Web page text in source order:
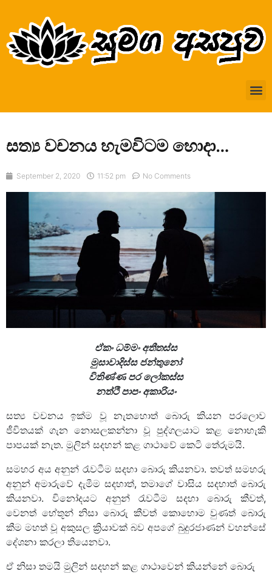
සත්‍ය වචනය හැමවිටම හොදා…
September 2, 2020 11:52 pm No Comments
ඒකං ධම්මං අතීතස්ස
මුසාවාදිස්ස ජන්තුනෝ
විතිණ්ණ පර ලෝකස්ස
නත්ථි පාපං අකාරියං
සත්‍ය වචනය ඉක්ම වූ නැතහොත් බොරු කියන පරලොව
ජීවිතයක් ගැන නොසලකන්නා වූ පුද්ගලයාට කළ නොහැකි
පාපයක් නැත. මුලින් සදහන් කළ ගාථාවේ කෙටි තේරුමයි.
සමහර අය අනුන් රැවටීම සදහා බොරු කියනවා. තවත් සමහරු
අනුන් අමාරුවේ දැමීම සදහාත්, තමාගේ වාසිය සදහාත් බොරු
කියනවා. විනෝදයට අනුන් රැවටීම සදහා බොරු කීවත්,
වෙනත් හේතූන් නිසා බොරු කීවත් කොහොම වුණත් බොරු
කීම මහත් වූ අකුසල ක්‍රියාවක් බව අපගේ බුදුරජාණන් වහන්සේ
දේශනා කරලා තියෙනවා.
ඒ නිසා තමයි මුලින් සදහන් කළ ගාථාවෙන් කියන්නේ බොරු